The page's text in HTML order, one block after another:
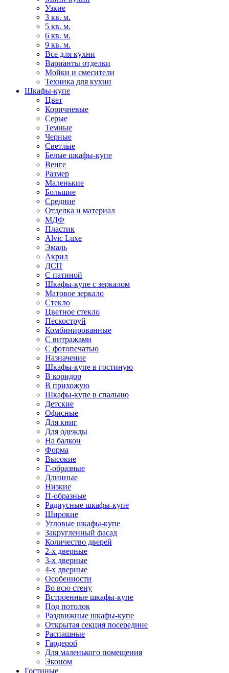
Узкие
3 кв. м.
5 кв. м.
6 кв. м.
9 кв. м.
Все для кухни
Варианты отделки
Мойки и смесители
Техника для кухни
Шкафы-купе
Цвет
Коричневые
Серые
Темные
Черные
Светлые
Белые шкафы-купе
Венге
Размер
Маленькие
Большие
Средние
Отделка и материал
МДФ
Пластик
Alvic Luxe
Эмаль
Акрил
ДСП
С патиной
Шкафы-купе с зеркалом
Матовое зеркало
Стекло
Цветное стекло
Пескоструй
Комбинированные
С витражами
С фотопечатью
Назначение
Шкафы-купе в гостиную
В коридор
В прихожую
Шкафы-купе в спальню
Детские
Офисные
Для книг
Для одежды
На балкон
Форма
Высокие
Г-образные
Длинные
Низкие
П-образные
Радиусные шкафы-купе
Широкие
Угловые шкафы-купе
Закругленный фасад
Количество дверей
2-х дверные
3-х дверные
4-х дверные
Особенности
Во всю стену
Встроенные шкафы-купе
Под потолок
Раздвижные шкафы-купе
Открытая секция посередине
Распашные
Гардероб
Для маленького помещения
Эконом
Гостиные